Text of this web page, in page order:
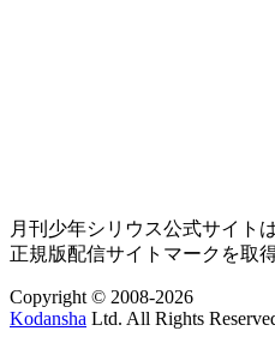
月刊少年シリウス公式サイト
正規版配信サイトマークを取
Copyright © 2008-2026
Kodansha Ltd. All Rights